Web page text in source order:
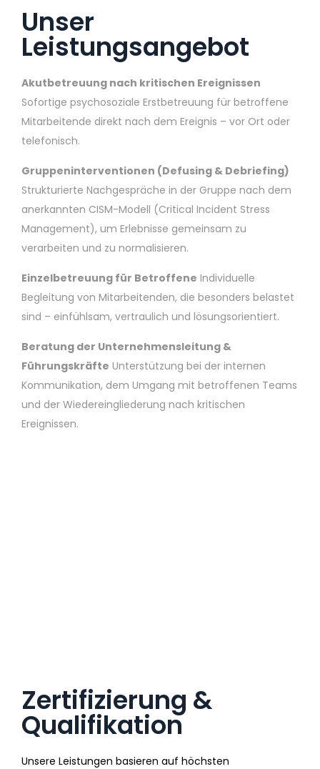
Unser
Leistungsangebot
Akutbetreuung nach kritischen Ereignissen
Sofortige psychosoziale Erstbetreuung für betroffene
Mitarbeitende direkt nach dem Ereignis – vor Ort oder
telefonisch.
Gruppeninterventionen (Defusing & Debriefing)
Strukturierte Nachgespräche in der Gruppe nach dem
anerkannten CISM-Modell (Critical Incident Stress
Management), um Erlebnisse gemeinsam zu
verarbeiten und zu normalisieren.
Einzelbetreuung für Betroffene Individuelle
Begleitung von Mitarbeitenden, die besonders belastet
sind – einfühlsam, vertraulich und lösungsorientiert.
Beratung der Unternehmensleitung &
Führungskräfte Unterstützung bei der internen
Kommunikation, dem Umgang mit betroffenen Teams
und der Wiedereingliederung nach kritischen
Ereignissen.
Zertifizierung &
Qualifikation
Unsere Leistungen basieren auf höchsten